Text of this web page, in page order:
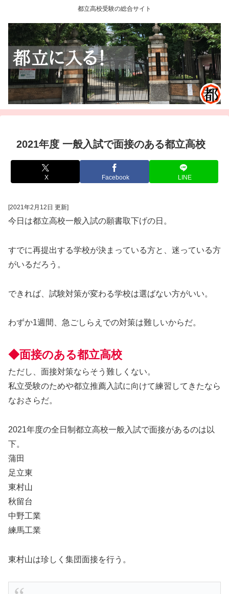
都立高校受験の総合サイト
2021年度 一般入試で面接のある都立高校
X Facebook LINE
[2021年2月12日 更新]
今日は都立高校一般入試の願書取下げの日。
すでに再提出する学校が決まっている方と、迷っている方
がいるだろう。
できれば、試験対策が変わる学校は選ばない方がいい。
わずか1週間、急ごしらえでの対策は難しいからだ。
◆面接のある都立高校
ただし、面接対策ならそう難しくない。
私立受験のためや都立推薦入試に向けて練習してきたなら
なおさらだ。
2021年度の全日制都立高校一般入試で面接があるのは以
下。
蒲田
足立東
東村山
秋留台
中野工業
練馬工業
東村山は珍しく集団面接を行う。